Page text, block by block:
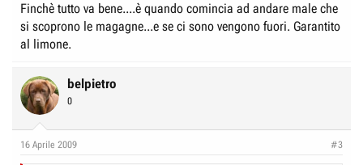
Finchè tutto va bene....è quando comincia ad andare male che
si scoprono le magagne...e se ci sono vengono fuori. Garantito
al limone.
belpietro
0
16 Aprile 2009 #3